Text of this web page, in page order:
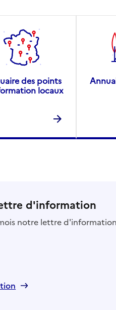
des points
locaux
d'information
notre lettre